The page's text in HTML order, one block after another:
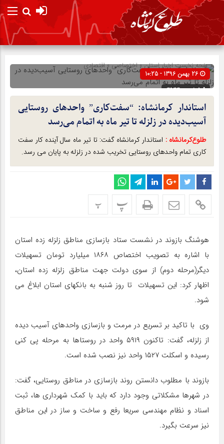
صفحه نخستاخبار استان»اختصاصی»اقتصادی
شناسه : 4944
استاندار کرمانشاه: “سفت‌کاری” واحدهای روستایی
آسیب‌دیده در زلزله تا تیر ماه به اتمام می‌رسد
طلوع‌‌کرمانشاه : استاندار کرمانشاه گفت: تا تیر ماه سال آینده کار سفت
کاری تمام واحدهای روستایی تخریب شده در زلزله به پایان می رسد.
پ پ
هوشنگ بازوند در نشست ستاد بازسازی مناطق زلزله زده استان
با اشاره به تصویب اختصاص ۱۸۶۸ میلیارد تومان تسهیلات
دیگر(مرحله دوم) از سوی دولت جهت مناطق زلزله زده استان،
اظهار کرد: این تسهیلات تا روز شنبه به بانکهای استان ابلاغ می
شود.
وی با تاکید بر تسریع در مرمت و بازسازی واحدهای آسیب دیده
از زلزله، گفت: تاکنون ۵۹۱۹ واحد در روستاها به مرحله پی کنی
رسیده و اسکلت ۱۵۲۷ واحد نیز نصب شده است.
بازوند با مطلوب دانستن روند بازسازی در مناطق روستایی، گفت:
در شهرها مشکلاتی وجود دارد که باید با کمک شهرداری ها، ثبت
اسناد و نظام مهندسی سریعا رفع و ساخت و ساز در این مناطق
نیز سرعت بگیرد.